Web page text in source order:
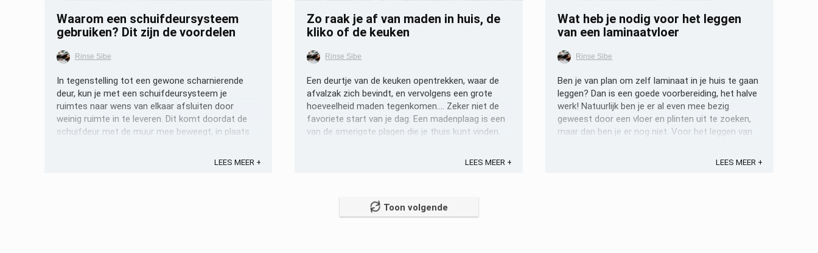
Waarom een schuifdeursysteem
gebruiken? Dit zijn de voordelen
Rinse Sibe
In tegenstelling tot een gewone scharnierende
deur, kun je met een schuifdeursysteem je
ruimtes naar wens van elkaar afsluiten door
weinig ruimte in te leveren. Dit komt doordat de
schuifdeur met de muur mee beweegt, in plaats
zijn voor kleine ruimtes als badkamers ...LEES MEER +
Zo raak je af van maden in huis, de
kliko of de keuken
Rinse Sibe
Een deurtje van de keuken opentrekken, waar de
afvalzak zich bevindt, en vervolgens een grote
hoeveelheid maden tegenkomen…. Zeker niet de
favoriete start van je dag. Een madenplaag is een
van de smerigste plagen die je thuis kunt vinden.
LEES MEER +
Wat heb je nodig voor het leggen
van een laminaatvloer
Rinse Sibe
Ben je van plan om zelf laminaat in je huis te gaan
leggen? Dan is een goede voorbereiding, het halve
werk! Natuurlijk ben je er al even mee bezig
geweest door een vloer en plinten uit te zoeken,
maar dan ben je er nog niet. Voor het leggen van
LEES MEER +
Toon volgende